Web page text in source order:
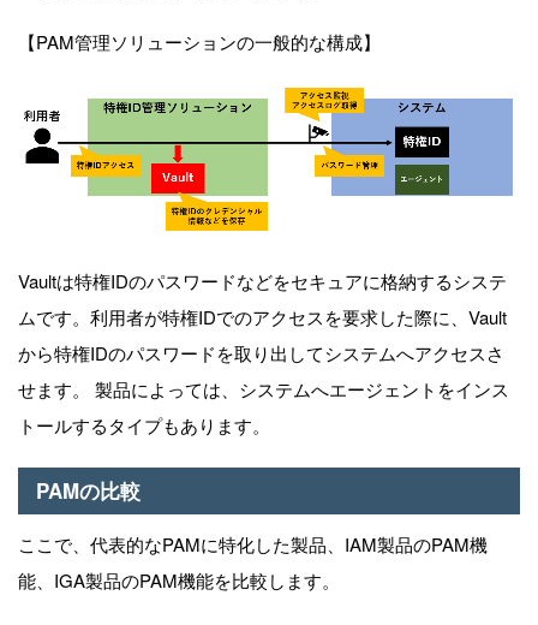
【PAM管理ソリューションの一般的な構成】
Vaultは特権IDのパスワードなどをセキュアに格納するシステ
ムです。利用者が特権IDでのアクセスを要求した際に、Vault
から特権IDのパスワードを取り出してシステムへアクセスさ
せます。
製品によっては、 システムへエージェントをインス
トールするタイプもあります。
PAMの比較
ここで、代表的なPAMに特化した製品、IAM製品のPAM機
能、IGA製品のPAM機能を比較します。